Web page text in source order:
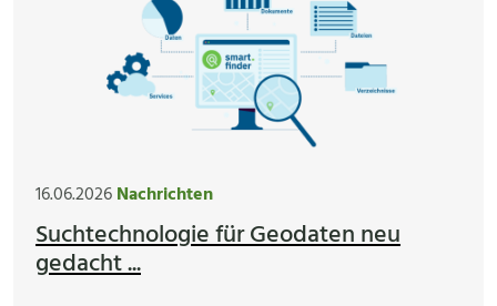
16.06.2026Nachrichten
Suchtechnologie für Geodaten neu
gedacht ...